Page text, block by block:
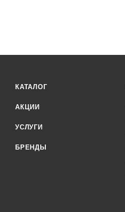
КАТАЛОГ
АКЦИИ
УСЛУГИ
БРЕНДЫ